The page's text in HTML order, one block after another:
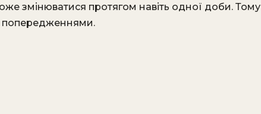
змінюватися протягом навіть одної доби. Тому
попередженнями.